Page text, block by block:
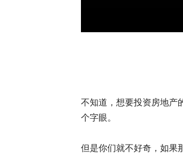
不知道，想要投资房地产
个字眼。
但是你们就不好奇，如果